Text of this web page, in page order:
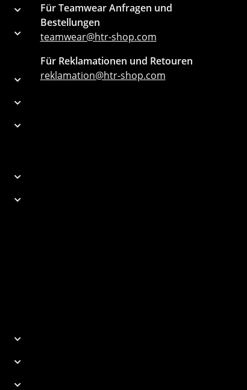
Für Teamwear Anfragen und
Bestellungen
teamwear@htr-shop.com
Für Reklamationen und Retouren
reklamation@htr-shop.com